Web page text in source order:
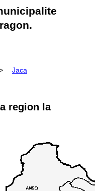
Jaca
region la